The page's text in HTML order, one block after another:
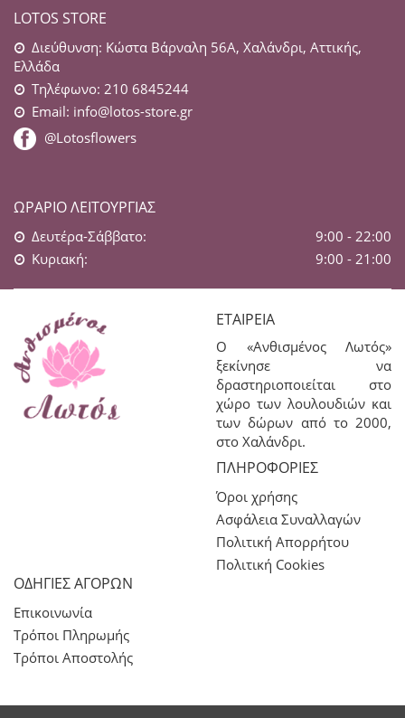
LOTOS STORE
Διεύθυνση: Κώστα Βάρναλη 56Α, Χαλάνδρι, Αττικής,
Ελλάδα
Τηλέφωνο: 210 6845244
Email: info@lotos-store.gr
@Lotosflowers
ΩΡΆΡΙΟ ΛΕΙΤΟΥΡΓΊΑΣ
Δευτέρα-Σάββατο:
9:00 - 22:00
Κυριακή:
9:00 - 21:00
ΕΤΑΙΡΕΊΑ
Ο «Ανθισμένος Λωτός»
ξεκίνησε να
δραστηριοποιείται στο
χώρο των λουλουδιών και
των δώρων από το 2000,
στο Χαλάνδρι.
ΠΛΗΡΟΦΟΡΊΕΣ
Όροι χρήσης
Ασφάλεια Συναλλαγών
Πολιτική Απορρήτου
Πολιτική Cookies
ΟΔΗΓΙΕΣ ΑΓΟΡΩΝ
Επικοινωνία
Τρόποι Πληρωμής
Τρόποι Αποστολής